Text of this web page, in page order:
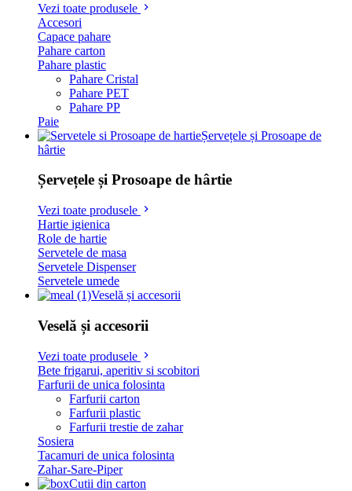
Vezi toate produsele
Accesori
Capace pahare
Pahare carton
Pahare plastic
Pahare Cristal
Pahare PET
Pahare PP
Paie
Șervețele și Prosoape de
hârtie
Șervețele și Prosoape de hârtie
Vezi toate produsele
Hartie igienica
Role de hartie
Servetele de masa
Servetele Dispenser
Servetele umede
Veselă și accesorii
Veselă și accesorii
Vezi toate produsele
Bete frigarui, aperitiv si scobitori
Farfurii de unica folosinta
Farfurii carton
Farfurii plastic
Farfurii trestie de zahar
Sosiera
Tacamuri de unica folosinta
Zahar-Sare-Piper
Cutii din carton